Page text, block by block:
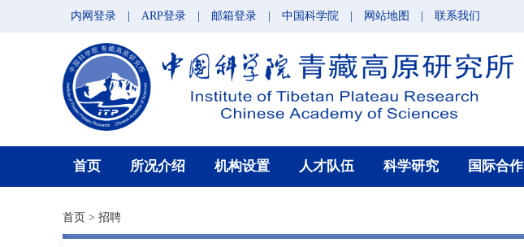
内网登录 ARP登录 邮箱登录 中国科学院 网站地图 联系我们
首页 所况介绍 机构设置 人才队伍 科学研究 国际合作
首页 > 招聘